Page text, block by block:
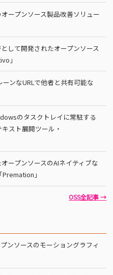
ープンソース製品改善ソリュー
して開発されたオープンソース
」
ンなURLで他者と共有可能な
のタスクトレイに常駐する
スト展開ツール・
ープンソースのAIネイティブな
」
OSS全記事 →
ンソースのモーショングラフィ